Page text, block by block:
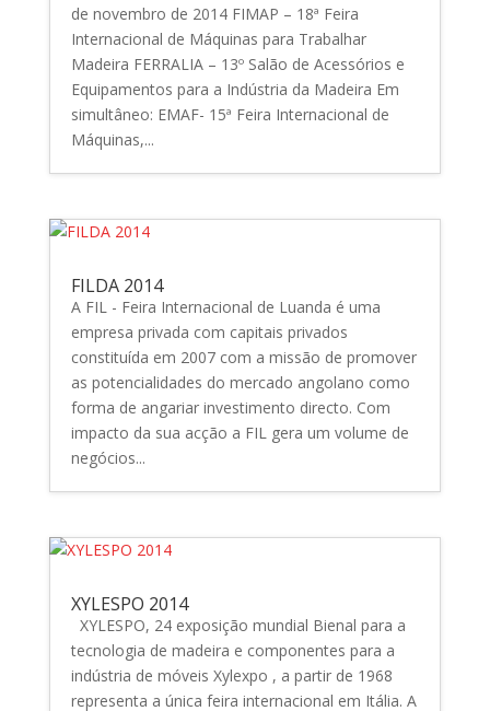
de novembro de 2014 FIMAP – 18ª Feira
Internacional de Máquinas para Trabalhar
Madeira FERRALIA – 13º Salão de Acessórios e
Equipamentos para a Indústria da Madeira Em
simultâneo: EMAF- 15ª Feira Internacional de
Máquinas,...
FILDA 2014
A FIL - Feira Internacional de Luanda é uma
empresa privada com capitais privados
constituída em 2007 com a missão de promover
as potencialidades do mercado angolano como
forma de angariar investimento directo. Com
impacto da sua acção a FIL gera um volume de
negócios...
XYLESPO 2014
XYLESPO, 24 exposição mundial Bienal para a
tecnologia de madeira e componentes para a
indústria de móveis Xylexpo , a partir de 1968
representa a única feira internacional em Itália. A